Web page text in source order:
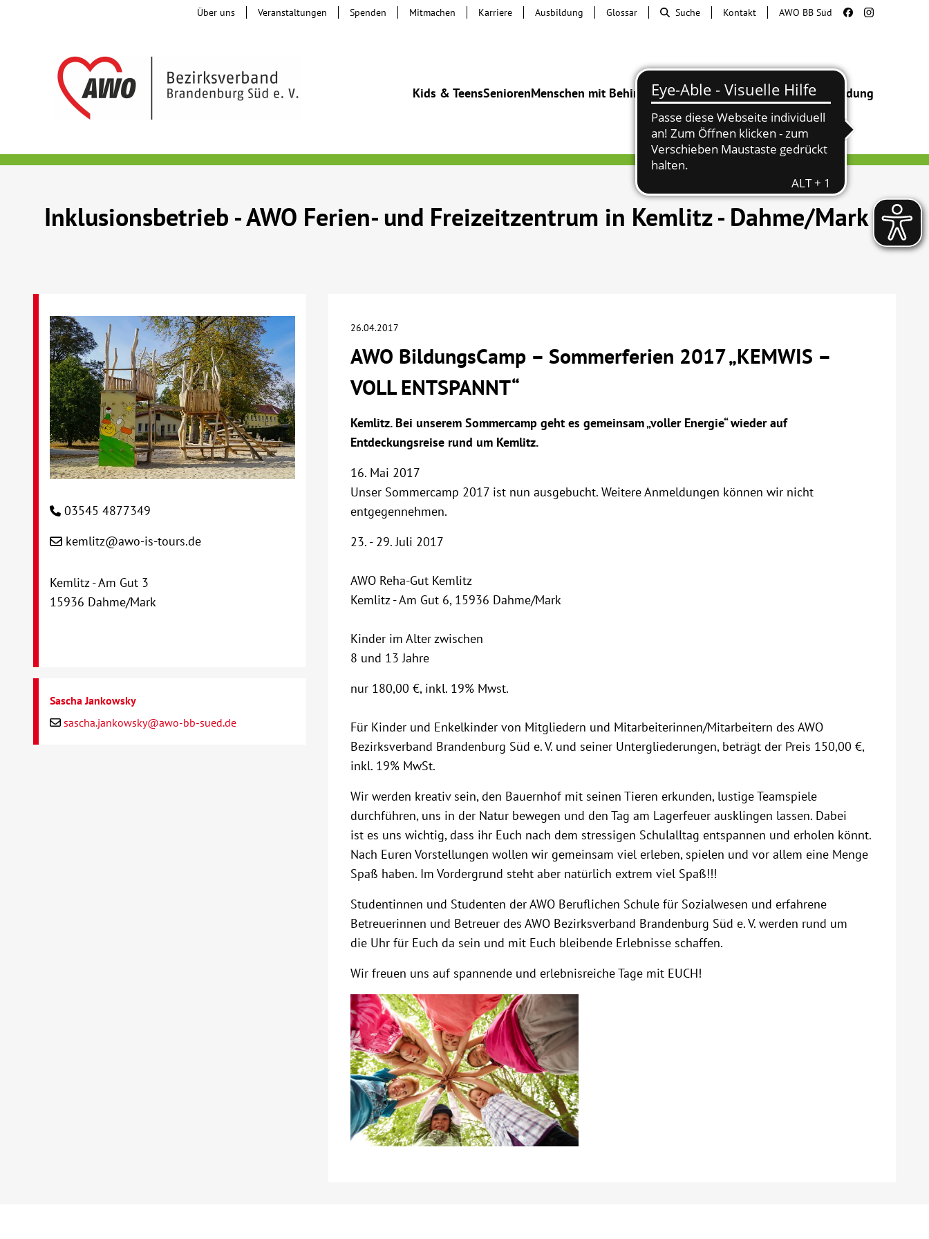
Kids & TeensSeniorenMenschen mit BehinderungBeratung & HilfeBegegnung Bildung
Über uns Veranstaltungen Spenden Mitmachen Karriere Ausbildung Glossar Suche Kontakt AWO BB Süd
Inklusionsbetrieb - AWO Ferien- und Freizeitzentrum in Kemlitz - Dahme/Mark
26.04.2017
AWO BildungsCamp – Sommerferien 2017 „KEMWIS –
VOLL ENTSPANNT“
Kemlitz. Bei unserem Sommercamp geht es gemeinsam „voller Energie“ wieder auf
Entdeckungsreise rund um Kemlitz.
16. Mai 2017
Unser Sommercamp 2017 ist nun ausgebucht. Weitere Anmeldungen können wir nicht
entgegennehmen.
23. - 29. Juli 2017
AWO Reha-Gut Kemlitz
Kemlitz - Am Gut 6, 15936 Dahme/Mark
Kinder im Alter zwischen
8 und 13 Jahre
nur 180,00 €, inkl. 19% Mwst.
Für Kinder und Enkelkinder von Mitgliedern und Mitarbeiterinnen/Mitarbeitern des AWO
Bezirksverband Brandenburg Süd e. V. und seiner Untergliederungen, beträgt der Preis 150,00 €,
inkl. 19% MwSt.
Wir werden kreativ sein, den Bauernhof mit seinen Tieren erkunden, lustige Teamspiele
durchführen, uns in der Natur bewegen und den Tag am Lagerfeuer ausklingen lassen. Dabei
ist es uns wichtig, dass ihr Euch nach dem stressigen Schulalltag entspannen und erholen könnt.
Nach Euren Vorstellungen wollen wir gemeinsam viel erleben, spielen und vor allem eine Menge
Spaß haben. Im Vordergrund steht aber natürlich extrem viel Spaß!!!
Studentinnen und Studenten der AWO Beruflichen Schule für Sozialwesen und erfahrene
Betreuerinnen und Betreuer des AWO Bezirksverband Brandenburg Süd e. V. werden rund um
die Uhr für Euch da sein und mit Euch bleibende Erlebnisse schaffen.
Wir freuen uns auf spannende und erlebnisreiche Tage mit EUCH!
03545 4877349
kemlitz@awo-is-tours.de
Kemlitz - Am Gut 3
15936 Dahme/Mark
Sascha Jankowsky
sascha.jankowsky@awo-bb-sued.de